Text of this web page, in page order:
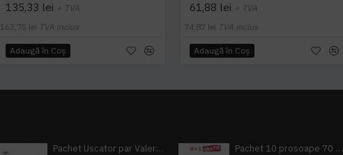
135,33 lei + TVA
163,75 lei TVA inclus
Adaugă în Coş
61,88 lei + TVA
74,87 lei TVA inclus
Adaugă în Coş
Pachet Uscator par Valera Action Super Plus + GRATUIT Sampon si gel de dus Tork Pachet 10 prosoape 70 x 140cm 9 + 1 gratuit